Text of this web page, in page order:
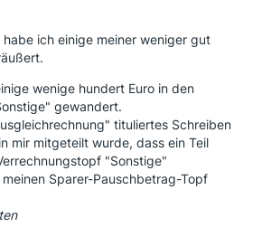
ich einige meiner weniger gut
wenige hundert Euro in den
gewandert.
tituliertes Schreiben
mir mitgeteilt wurde, dass ein Teil
"Sonstige"
Sparer-Pauschbetrag-Topf